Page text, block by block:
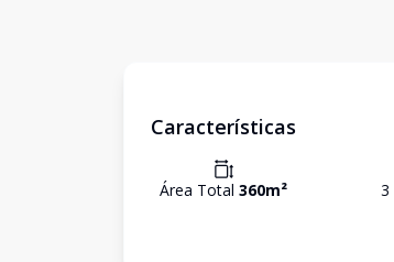
Características
Área Total 360m² 3